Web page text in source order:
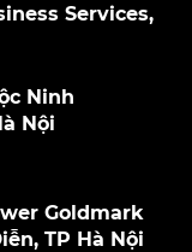
Services,
Ninh
Nội
Goldmark
TP Hà Nội